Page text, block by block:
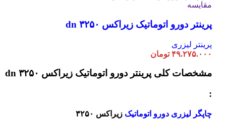
مقایسه
پرینتر دورو اتوماتیک زیراکس dn ۳۲۵۰
پرینتر لیزری
۴۹.۲۷۵.۰۰۰ تومان
مشخصات کلی پرینتر دورو اتوماتیک زیراکس dn ۳۲۵۰
:
چاپگر لیزری دورو اتوماتیک زیراکس ۳۲۵۰